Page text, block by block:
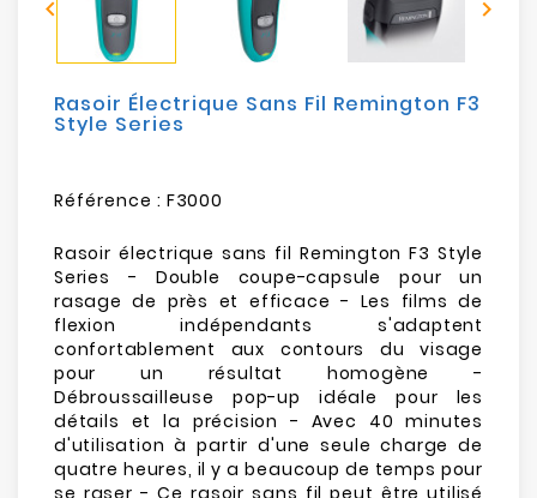
Mobilités
Loisirs
 
Rasoir Électrique Sans Fil Remington F3
Style Series
Référence : F3000
Rasoir électrique sans fil Remington F3 Style
Series - Double coupe-capsule pour un
rasage de près et efficace - Les films de
flexion indépendants s'adaptent
confortablement aux contours du visage
pour un résultat homogène -
Débroussailleuse pop-up idéale pour les
détails et la précision - Avec 40 minutes
d'utilisation à partir d'une seule charge de
quatre heures, il y a beaucoup de temps pour
se raser - Ce rasoir sans fil peut être utilisé